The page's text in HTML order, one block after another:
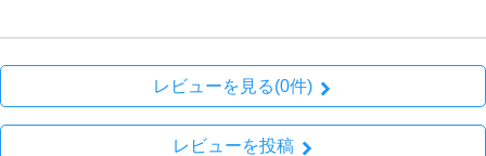
レビューを見る(0件)
レビューを投稿